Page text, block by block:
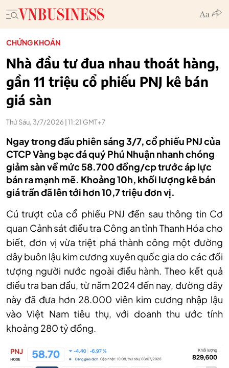
CHỨNG KHOÁN
Nhà đầu tư đua nhau thoát hàng,
gần 11 triệu cổ phiếu PNJ kê bán
giá sàn
Thứ Sáu, 3/7/2026 | 11:21 GMT+7
Ngay trong đầu phiên sáng 3/7, cổ phiếu PNJ của
CTCP Vàng bạc đá quý Phú Nhuận nhanh chóng
giảm sàn về mức 58.700 đồng/cp trước áp lực
bán ra mạnh mẽ. Khoảng 10h, khối lượng kê bán
giá trần đã lên tới hơn 10,7 triệu đơn vị.
Cú trượt của cổ phiếu PNJ đến sau thông tin Cơ
quan Cảnh sát điều tra Công an tỉnh Thanh Hóa cho
biết, đơn vị vừa triệt phá thành công một đường
dây buôn lậu kim cương xuyên quốc gia do các đối
tượng người nước ngoài điều hành. Theo kết quả
điều tra ban đầu, từ năm 2024 đến nay, đường dây
này đã đưa hơn 28.000 viên kim cương nhập lậu
vào Việt Nam tiêu thụ, với doanh thu ước tính
khoảng 280 tỷ đồng.